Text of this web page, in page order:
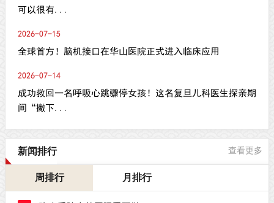
可以很有...
2026-07-15
全球首方！脑机接口在华山医院正式进入临床应用
2026-07-14
成功救回一名呼吸心跳骤停女孩！这名复旦儿科医生探亲期
间“撇下...
新闻排行 查看更多
周排行 月排行